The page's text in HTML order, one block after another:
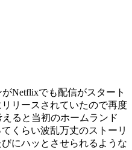
Netflixでも配信がスタート
リースされていたので再度
ると当初のホームランド
くらい波乱万丈のストーリ
にハッとさせられるような